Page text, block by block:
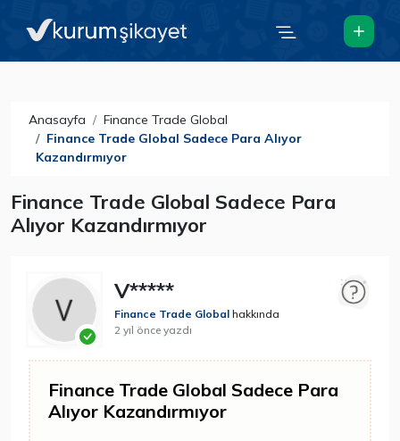
Anasayfa
Finance Trade Global
Finance Trade Global Sadece Para Alıyor
Kazandırmıyor
Finance Trade Global Sadece Para
Alıyor Kazandırmıyor
V*****
Finance Trade Global hakkında
2 yıl önce yazdı
Finance Trade Global Sadece Para
Alıyor Kazandırmıyor